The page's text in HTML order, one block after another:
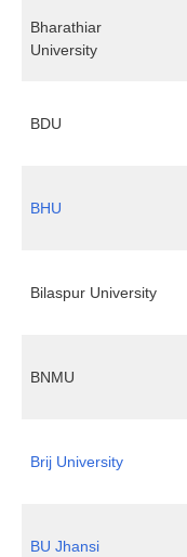
Bharathiar
University
BDU
BHU
Bilaspur University
BNMU
Brij University
BU Jhansi